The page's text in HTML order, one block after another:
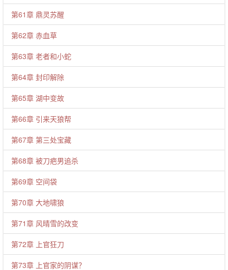
第61章 鼎灵苏醒
第62章 赤血草
第63章 老者和小蛇
第64章 封印解除
第65章 湖中变故
第66章 引来天狼帮
第67章 第三处宝藏
第68章 被刀疤男追杀
第69章 空间袋
第70章 大地啸狼
第71章 风晴雪的改变
第72章 上官狂刀
第73章 上官家的阴谋？